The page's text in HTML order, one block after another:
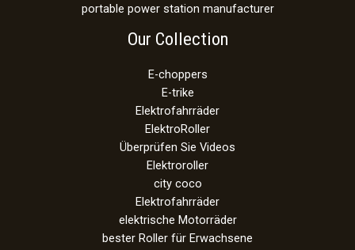
portable power station manufacturer
Our Collection
E-choppers
E-trike
Elektrofahrräder
ElektroRoller
Überprüfen Sie Videos
Elektroroller
city coco
Elektrofahrräder
elektrische Motorräder
bester Roller für Erwachsene